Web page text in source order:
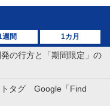
週間 1カ月
の行方と「期間限定」の
トタグ Google「Find